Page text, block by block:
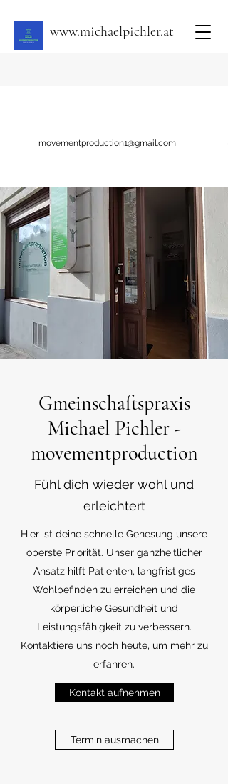
www.michaelpichler.at
movementproduction1@gmail.com
Gmeinschaftspraxis
Michael Pichler -
movementproduction
Fühl dich wieder wohl und
erleichtert
Hier ist deine schnelle Genesung unsere
oberste Priorität. Unser ganzheitlicher
Ansatz hilft Patienten, langfristiges
Wohlbefinden zu erreichen und die
körperliche Gesundheit und
Leistungsfähigkeit zu verbessern.
Kontaktiere uns noch heute, um mehr zu
erfahren.
Kontakt aufnehmen
Termin ausmachen